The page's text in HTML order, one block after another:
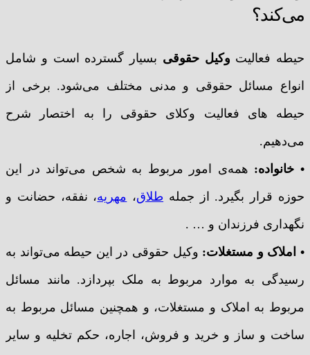
می‌کند؟
حیطه فعالیت وکیل حقوقی بسیار گسترده است و شامل
انواع مسائل حقوقی و مدنی مختلف می‌شود. برخی از
حیطه های فعالیت وکلای حقوقی را به اختصار شرح
می‌دهیم.
• خانواده: همه‌ی امور مربوط به شخص می‌تواند در این
حوزه قرار بگیرد. از جمله طلاق، مهریه، نفقه، حضانت و
نگهداری فرزندان و … .
• املاک و مستغلات: وکیل حقوقی در این حیطه می‌تواند به
رسیدگی به موارد مربوط به ملک بپردازد. مانند مسائل
مربوط به املاک و مستغلات، و همچنین مسائل مربوط به
ساخت و ساز و خرید و فروش، اجاره، حکم تخلیه و سایر